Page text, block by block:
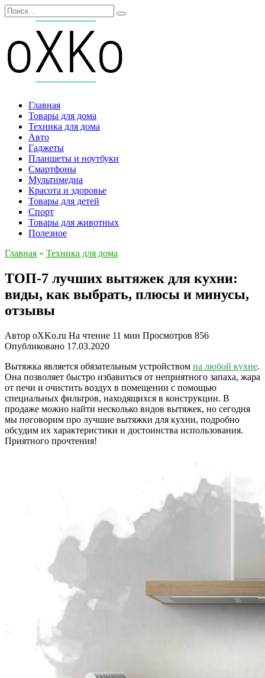
Перейти
к
содержанию
Search
for:
Главная
Товары для дома
Техника для дома
Авто
Гаджеты
Планшеты и ноутбуки
Смартфоны
Мультимедиа
Красота и здоровье
Товары для детей
Спорт
Товары для животных
Полезное
Главная » Техника для дома
ТОП-7 лучших вытяжек для кухни:
виды, как выбрать, плюсы и минусы,
отзывы
Автор oXKo.ru На чтение 11 мин Просмотров 856
Опубликовано 17.03.2020
Вытяжка является обязательным устройством на любой кухне.
Она позволяет быстро избавиться от неприятного запаха, жара
от печи и очистить воздух в помещении с помощью
специальных фильтров, находящихся в конструкции. В
продаже можно найти несколько видов вытяжек, но сегодня
мы поговорим про лучшие вытяжки для кухни, подробно
обсудим их характеристики и достоинства использования.
Приятного прочтения!